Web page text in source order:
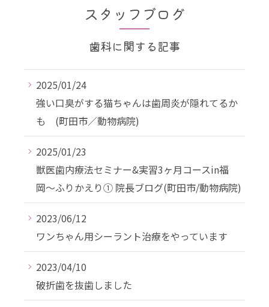
スタッフブログ
歯科に関する記事
2025/01/24
強い口臭がする猫ちゃんは歯周炎が隠れてるか
も (町田市／動物病院)
2025/01/23
獣医歯内療法セミナー&実習3ヶ月コースin福
岡〜ふりかえり① 院長ブログ(町田市/動物病院)
2023/06/12
ワンちゃん用シーラント治療をやっています
2023/04/10
破折歯を抜歯しました